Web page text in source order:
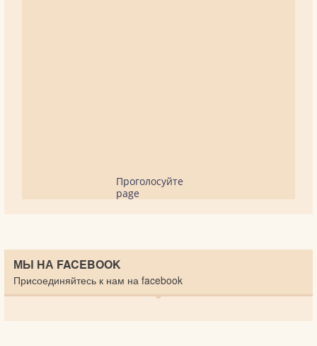
Проголосуйте
page
МЫ НА FACEBOOK
Присоединяйтесь к нам на facebook